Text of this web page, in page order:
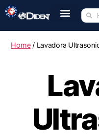
Home/ Lavadora